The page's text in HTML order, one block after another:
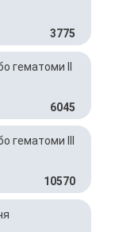
3775
гематоми ІІ
6045
ІІІ
10570